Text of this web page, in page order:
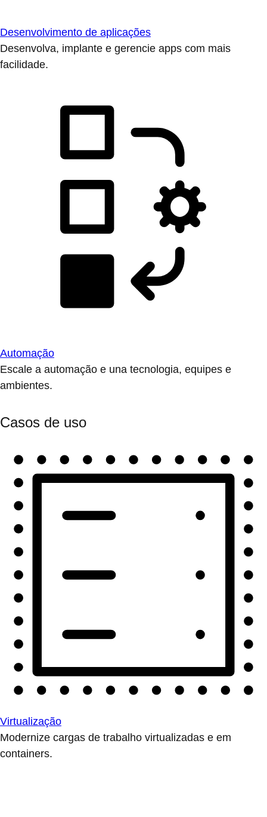
Desenvolvimento de aplicações
Desenvolva, implante e gerencie apps com mais
facilidade.
Automação
Escale a automação e una tecnologia, equipes e
ambientes.
Casos de uso
Virtualização
Modernize cargas de trabalho virtualizadas e em
containers.